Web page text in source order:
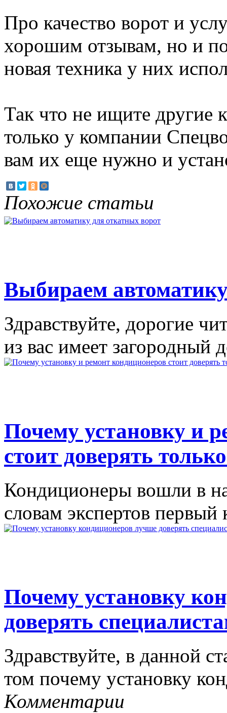
Про качество ворот и
хорошим отзывам, но и
новая техника у них
Так что не ищите другие
только у компании
вам их еще нужно и
Похожие статьи
Выбираем
Здравствуйте, дорогие
из вас имеет загородный
Почему установку и
стоит доверять
Кондиционеры вошли в
словам экспертов
Почему установку
доверять
Здравствуйте, в данной
том почему установку
Комментарии